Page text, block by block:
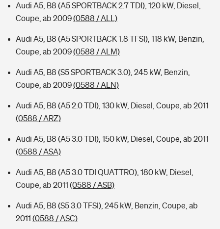
Audi A5, B8 (A5 SPORTBACK 2.7 TDI), 120 kW, Diesel,
Coupe, ab 2009(0588 / ALL)
Audi A5, B8 (A5 SPORTBACK 1.8 TFSI), 118 kW, Benzin,
Coupe, ab 2009(0588 / ALM)
Audi A5, B8 (S5 SPORTBACK 3.0), 245 kW, Benzin,
Coupe, ab 2009(0588 / ALN)
Audi A5, B8 (A5 2.0 TDI), 130 kW, Diesel, Coupe, ab 2011
(0588 / ARZ)
Audi A5, B8 (A5 3.0 TDI), 150 kW, Diesel, Coupe, ab 2011
(0588 / ASA)
Audi A5, B8 (A5 3.0 TDI QUATTRO), 180 kW, Diesel,
Coupe, ab 2011 (0588 / ASB)
Audi A5, B8 (S5 3.0 TFSI), 245 kW, Benzin, Coupe, ab
2011 (0588 / ASC)